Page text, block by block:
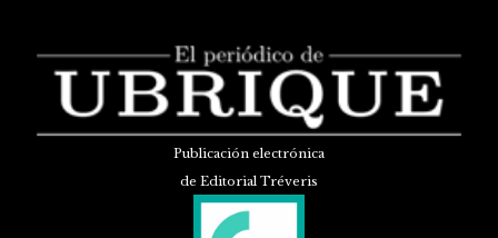
Publicación electrónica
de Editorial Tréveris